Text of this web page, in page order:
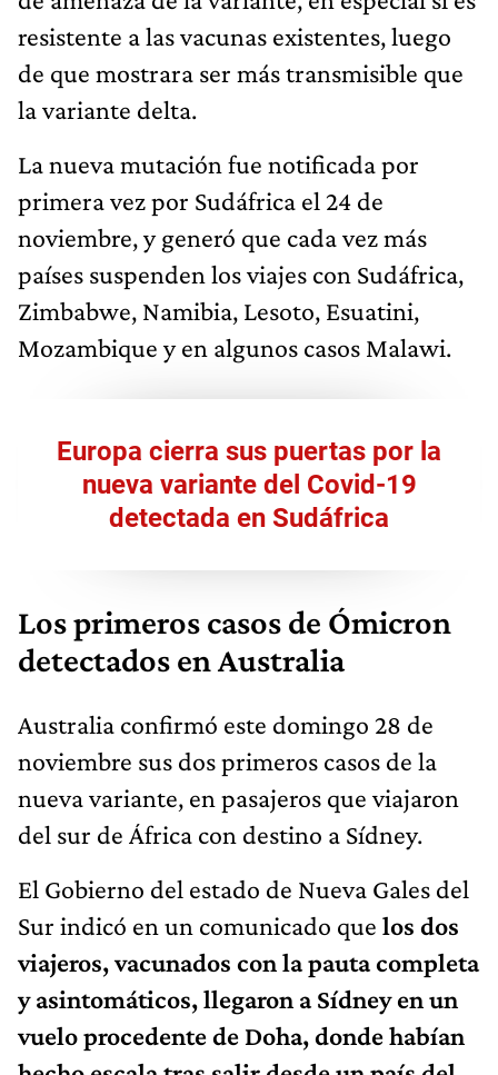
resistente a las vacunas existentes, luego
de que mostrara ser más transmisible que
la variante delta.
La nueva mutación fue notificada por
primera vez por Sudáfrica el 24 de
noviembre, y generó que cada vez más
países suspenden los viajes con Sudáfrica,
Zimbabwe, Namibia, Lesoto, Esuatini,
Mozambique y en algunos casos Malawi.
Europa cierra sus puertas por la
nueva variante del Covid-19
detectada en Sudáfrica
Los primeros casos de Ómicron
detectados en Australia
Australia confirmó este domingo 28 de
noviembre sus dos primeros casos de la
nueva variante, en pasajeros que viajaron
del sur de África con destino a Sídney.
El Gobierno del estado de Nueva Gales del
Sur indicó en un comunicado que los dos
viajeros, vacunados con la pauta completa
y asintomáticos, llegaron a Sídney en un
vuelo procedente de Doha, donde habían